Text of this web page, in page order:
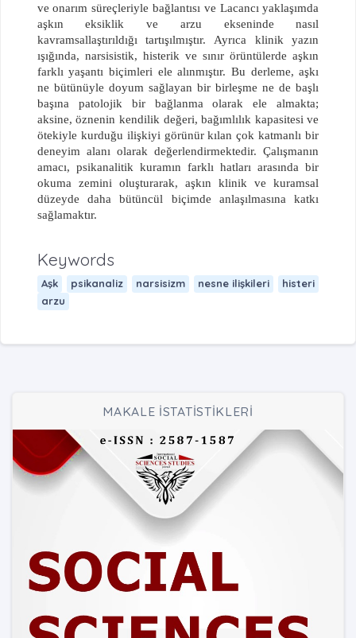
ve onarım süreçleriyle bağlantısı ve Lacancı yaklaşımda
aşkın eksiklik ve arzu ekseninde nasıl
kavramsallaştırıldığı tartışılmıştır. Ayrıca klinik yazın
ışığında, narsisistik, histerik ve sınır örüntülerde aşkın
farklı yaşantı biçimleri ele alınmıştır. Bu derleme, aşkı
ne bütünüyle doyum sağlayan bir birleşme ne de başlı
başına patolojik bir bağlanma olarak ele almakta;
aksine, öznenin kendilik değeri, bağımlılık kapasitesi ve
ötekiyle kurduğu ilişkiyi görünür kılan çok katmanlı bir
deneyim alanı olarak değerlendirmektedir. Çalışmanın
amacı, psikanalitik kuramın farklı hatları arasında bir
okuma zemini oluşturarak, aşkın klinik ve kuramsal
düzeyde daha bütüncül biçimde anlaşılmasına katkı
sağlamaktır.
Keywords
Aşk psikanaliz narsisizm nesne ilişkileri
histeri
arzu
MAKALE İSTATİSTİKLERİ